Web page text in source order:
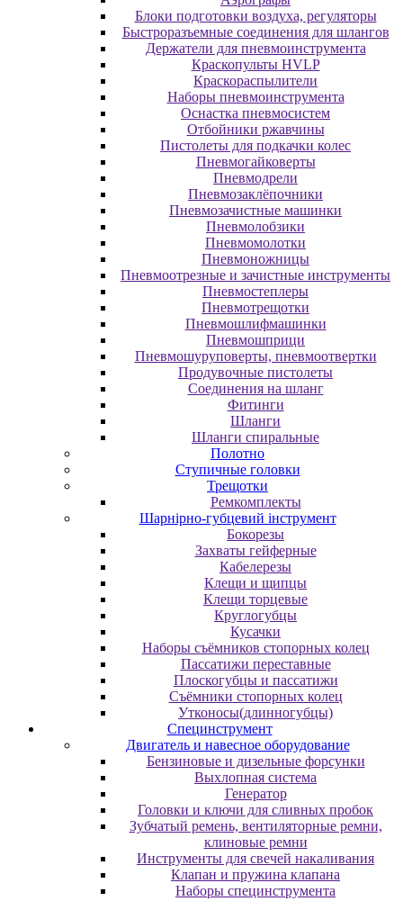
Блоки подготовки воздуха, регуляторы
Быстроразъемные соединения для шлангов
Держатели для пневмоинструмента
Краскопульты HVLP
Краскораспылители
Наборы пневмоинструмента
Оснастка пневмосистем
Отбойники ржавчины
Пистолеты для подкачки колес
Пневмогайковерты
Пневмодрели
Пневмозаклёпочники
Пневмозачистные машинки
Пневмолобзики
Пневмомолотки
Пневмоножницы
Пневмоотрезные и зачистные инструменты
Пневмостеплеры
Пневмотрещотки
Пневмошлифмашинки
Пневмошприци
Пневмошуруповерты, пневмоотвертки
Продувочные пистолеты
Соединения на шланг
Фитинги
Шланги
Шланги спиральные
Полотно
Ступичные головки
Трещотки
Ремкомплекты
Шарнірно-губцевий інструмент
Бокорезы
Захваты гейферные
Кабелерезы
Клещи и щипцы
Клещи торцевые
Круглогубцы
Кусачки
Наборы съёмников стопорных колец
Пассатижи переставные
Плоскогубцы и пассатижи
Съёмники стопорных колец
Утконосы(длинногубцы)
Специнструмент
Двигатель и навесное оборудование
Бензиновые и дизельные форсунки
Выхлопная система
Генератор
Головки и ключи для сливных пробок
Зубчатый ремень, вентиляторные ремни,
клиновые ремни
Инструменты для свечей накаливания
Клапан и пружина клапана
Наборы специнструмента